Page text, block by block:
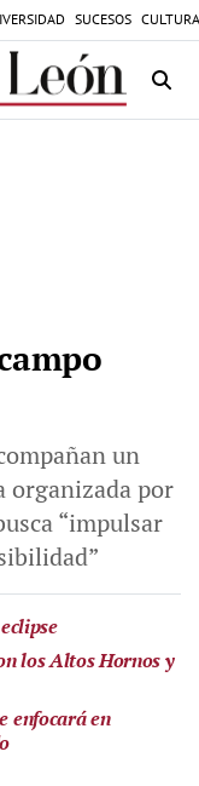
SUCESOS
un
organizada por
“impulsar
los Altos Hornos y
enfocará en